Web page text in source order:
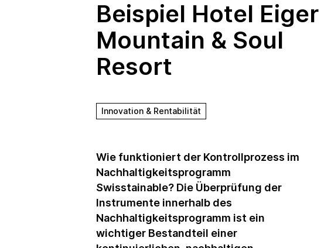
Produkte und
der
Beispiel Hotel Eiger
Mountain & Soul
Resort
Innovation & Rentabilität
Wie funktioniert der Kontrollprozess im
Nachhaltigkeitsprogramm
Swisstainable? Die Überprüfung der
Instrumente innerhalb des
Nachhaltigkeitsprogramm ist ein
wichtiger Bestandteil einer